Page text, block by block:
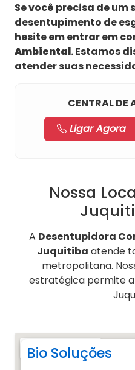
Se você precisa de um
desentupimento de
hesite em entrar em
Ambiental. Estamos
atender suas
CENTRAL DE
Ligar Agora
Nossa
A Desentupidora
Juquitiba atende
metropolitana.
estratégica permite
Bio Soluções